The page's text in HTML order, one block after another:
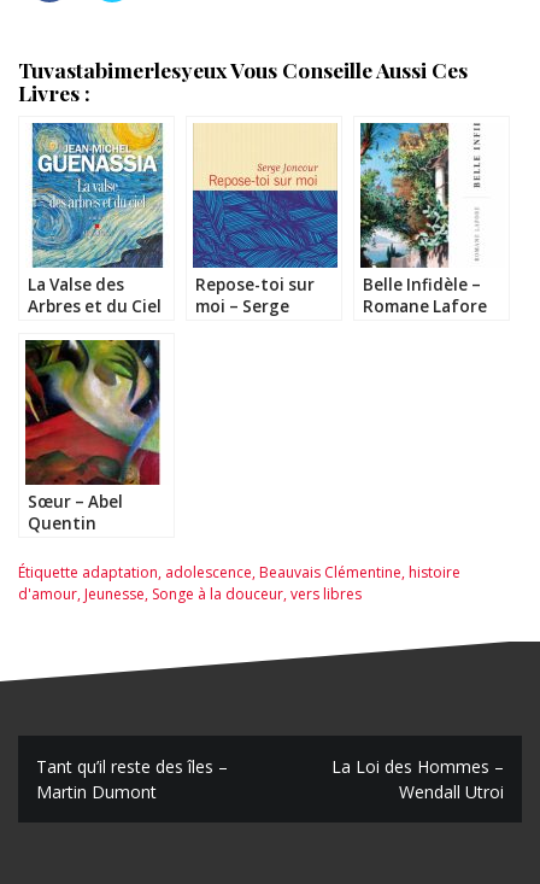
Tuvastabimerlesyeux Vous Conseille Aussi Ces
Livres :
La Valse des
Arbres et du Ciel
Guenassia
Repose-toi sur
moi – Serge
Belle Infidèle –
Romane Lafore
Sœur – Abel
Quentin
Étiquette adaptation, adolescence,Beauvais Clémentine,histoire
d'amour,Jeunesse, Songe à la douceur,vers libres
N
a
Tant qu’il reste des îles –
Martin Dumont
La Loi des Hommes –
Wendall Utroi